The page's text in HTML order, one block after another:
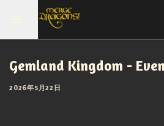
Gemland Kingdom -
2026年5月22日